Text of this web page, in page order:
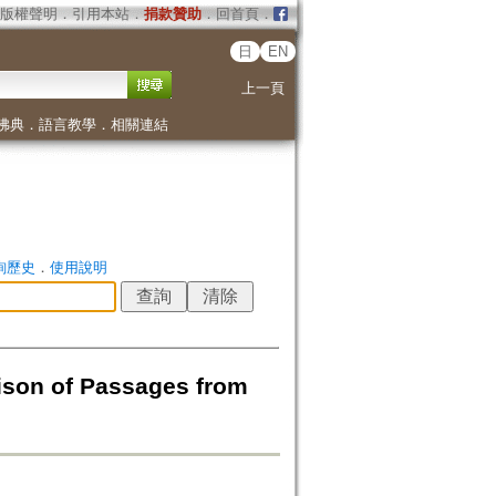
版權聲明 ． 引用本站． 捐款贊助．回首頁．
日 EN
上一頁
典． 語言教學． 相關連結
歷史 ． 使用說明
of Passages from